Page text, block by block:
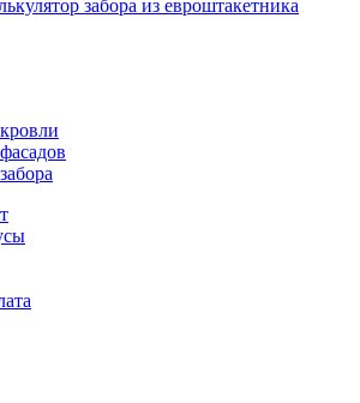
забора из евроштакетника